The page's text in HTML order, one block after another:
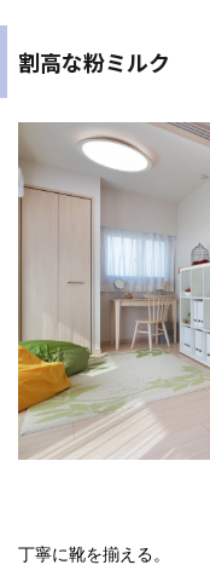
割高な粉ミルク
丁寧に靴を揃える。